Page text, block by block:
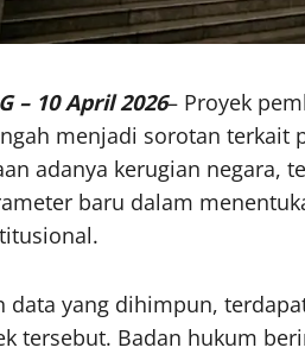
– 10 April 2026– Proyek
menjadi sorotan terkait
adanya kerugian negara,
baru dalam
data yang dihimpun,
tersebut. Badan hukum